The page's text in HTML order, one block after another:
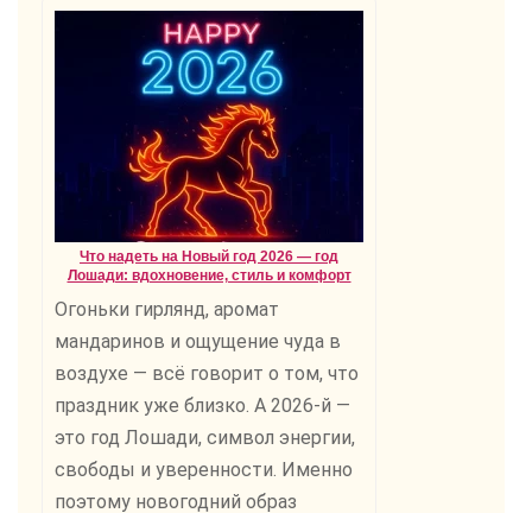
Что надеть на Новый год 2026 — год
Лошади: вдохновение, стиль и комфорт
Огоньки гирлянд, аромат
мандаринов и ощущение чуда в
воздухе — всё говорит о том, что
праздник уже близко. А 2026-й —
это год Лошади, символ энергии,
свободы и уверенности. Именно
поэтому новогодний образ